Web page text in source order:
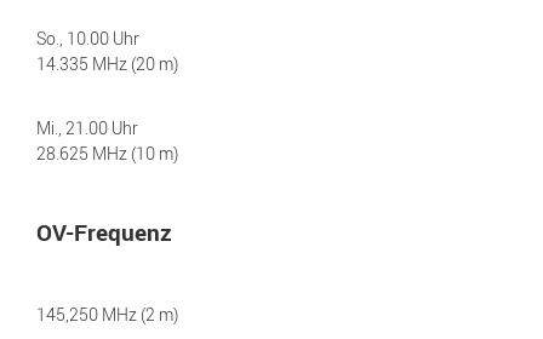
So., 10.00 Uhr
14.335 MHz (20 m)
Mi., 21.00 Uhr
28.625 MHz (10 m)
OV-Frequenz
145,250 MHz (2 m)